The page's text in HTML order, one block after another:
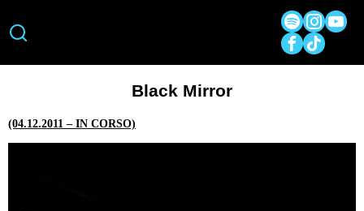
Black Mirror
(04.12.2011 – IN CORSO)